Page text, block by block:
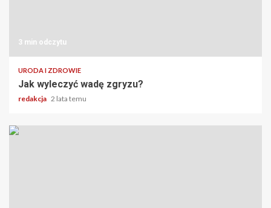
3 min odczytu
URODA I ZDROWIE
Jak wyleczyć wadę zgryzu?
redakcja 2 lata temu